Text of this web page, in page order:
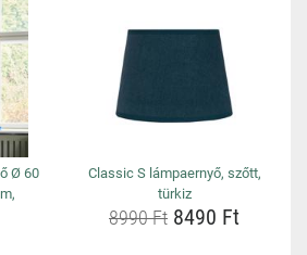
Ø 60
Classic S lámpaernyő, szőtt,
türkiz
8990 Ft 8490 Ft